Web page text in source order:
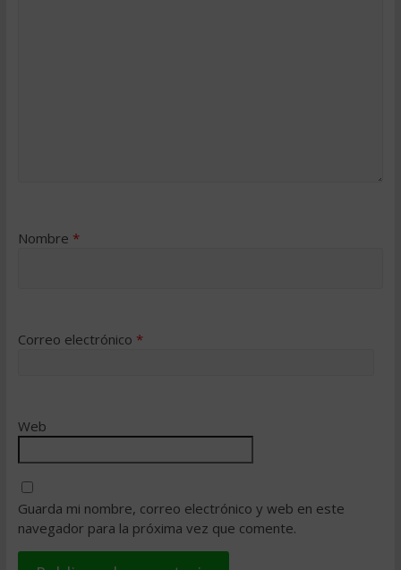
Nombre *
Correo electrónico *
Web
Guarda mi nombre, correo electrónico y web en este
navegador para la próxima vez que comente.